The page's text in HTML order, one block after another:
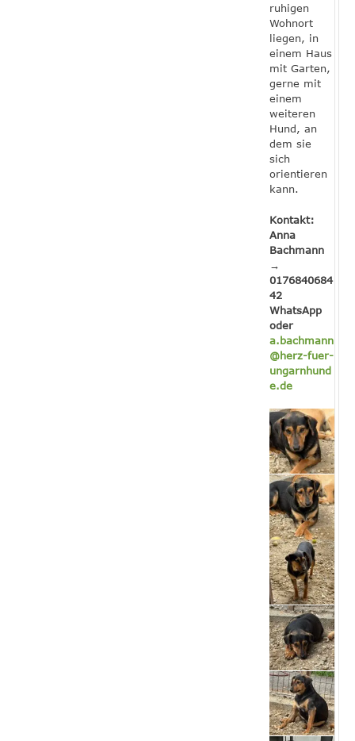
ruhigen
Wohnort
liegen, in
einem Haus
mit Garten,
gerne mit
einem
weiteren
Hund, an
dem sie
sich
orientieren
kann.
Kontakt:
Anna
Bachmann
→
0176840684
42
WhatsApp
oder
a.bachmann
@herz-fuer-
ungarnhund
e.de